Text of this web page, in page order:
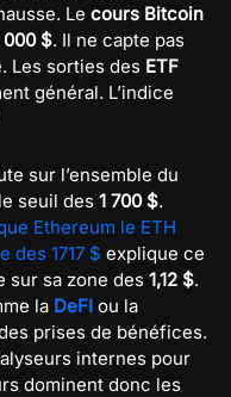
Le cours Bitcoin
000 $. Il ne capte pas
Les sorties des ETF
général. L’indice
sur l’ensemble du
seuil des 1 700 $.
Ethereum le ETH
des 1717 $ explique ce
sur sa zone des 1,12 $.
la DeFI ou la
prises de bénéfices.
internes pour
dominent donc les